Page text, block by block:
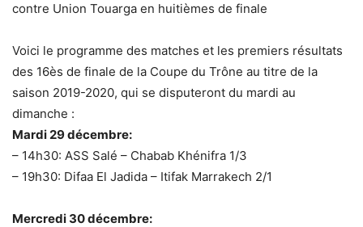
contre Union Touarga en huitièmes de finale
Voici le programme des matches et les premiers résultats
des 16ès de finale de la Coupe du Trône au titre de la
saison 2019-2020, qui se disputeront du mardi au
dimanche :
Mardi 29 décembre:
– 14h30: ASS Salé – Chabab Khénifra 1/3
– 19h30: Difaa El Jadida – Itifak Marrakech 2/1
Mercredi 30 décembre: